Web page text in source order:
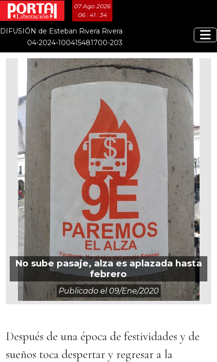
07 Ago 2026
06 : 41 : 35
DIFUSIÓN de Esteban Rivera Rivera
04-2024-100415481700-203
No sube pasaje, alza es aplazada hasta
febrero
Publicado el 09/ene/2020
Después de una época de festividades y de
sueños toca despertar y regresar a la